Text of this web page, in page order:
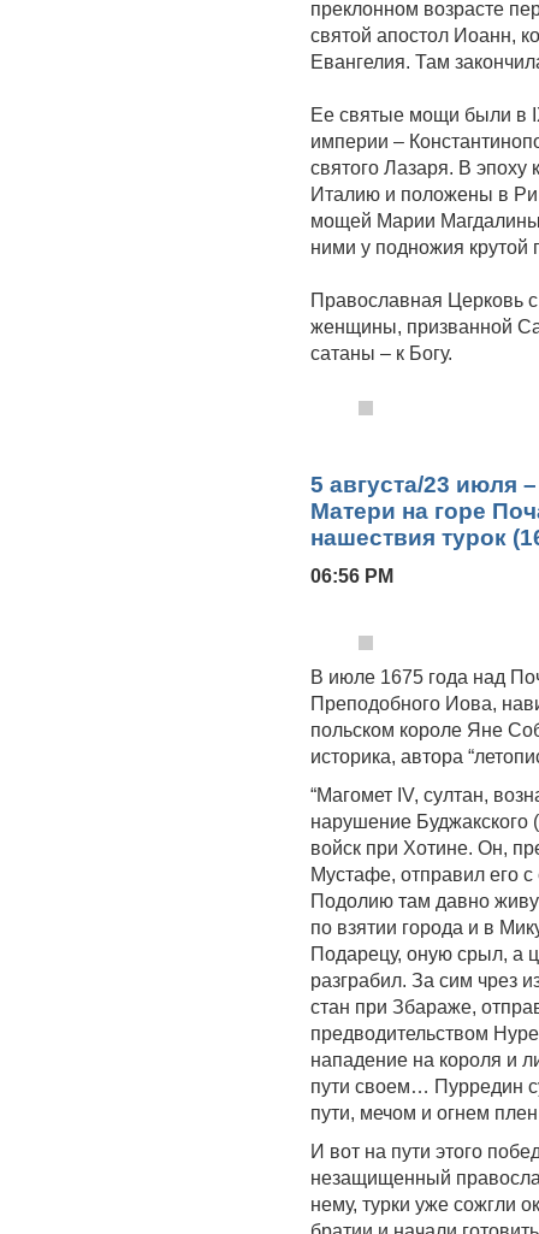
преклонном возрасте
святой апостол Иоанн,
Евангелия. Там
Ее святые мощи были в
империи –
святого Лазаря. В
Италию и положены в
мощей Марии Магдалины
ними у подножия крутой
Православная Церковь
женщины, призванной
сатаны – к Богу.
5 августа/23 июля
Матери на горе
нашествия турок
06:56 PM
В июле 1675 года над
Преподобного Иова,
польском короле Яне
историка, автора
“Магомет IV, султан,
нарушение Буджакского
войск при Хотине. Он,
Мустафе, отправил его
Подолию там давно
по взятии города и в
Подарецу, оную срыл, а
разграбил. За сим чрез
стан при Збараже,
предводительством
нападение на короля и
пути своем… Пурредин
пути, мечом и огнем
И вот на пути этого
незащищенный
нему, турки уже сожгли